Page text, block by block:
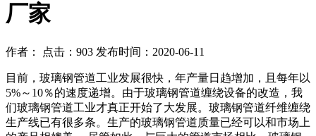
厂家
作者： 点击：903 发布时间：2020-06-11
目前，玻璃钢管道工业发展很快，年产量日趋增加，且每年以
5%～10％的速度递增。由于玻璃钢管道缠绕设备的改造，我
们玻璃钢管道工业才真正开始了大发展。玻璃钢管道纤维缠绕
生产线已有很多条。生产的玻璃钢管道质量已经可以和市场上